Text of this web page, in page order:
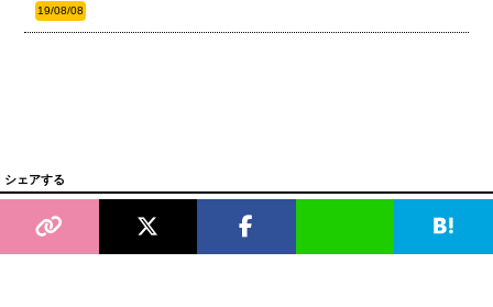
19/08/08
シェアする